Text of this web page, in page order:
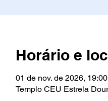
Horário e
01 de nov. de 2026, 19:00
Templo CEU Estrela